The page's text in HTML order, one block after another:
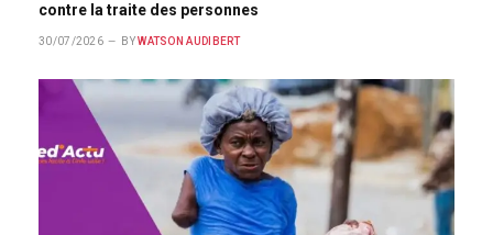
contre la traite des personnes
30/07/2026 BY WATSON AUDIBERT